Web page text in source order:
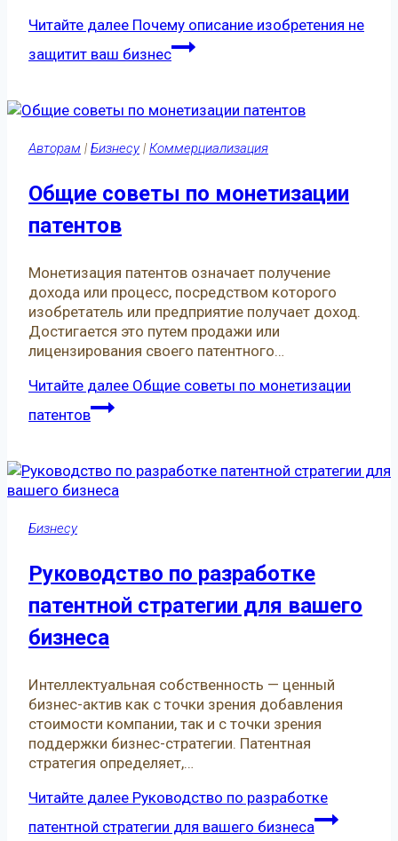
Читайте далее Почему описание изобретения не
защитит ваш бизнес
Авторам | Бизнесу| Коммерциализация
Общие советы по монетизации
патентов
Монетизация патентов означает получение
дохода или процесс, посредством которого
изобретатель или предприятие получает доход.
Достигается это путем продажи или
лицензирования своего патентного…
Читайте далее Общие советы по монетизации
патентов
Бизнесу
Руководство по разработке
патентной стратегии для вашего
бизнеса
Интеллектуальная собственность — ценный
бизнес-актив как с точки зрения добавления
стоимости компании, так и с точки зрения
поддержки бизнес-стратегии. Патентная
стратегия определяет,…
Читайте далее Руководство по разработке
патентной стратегии для вашего бизнеса